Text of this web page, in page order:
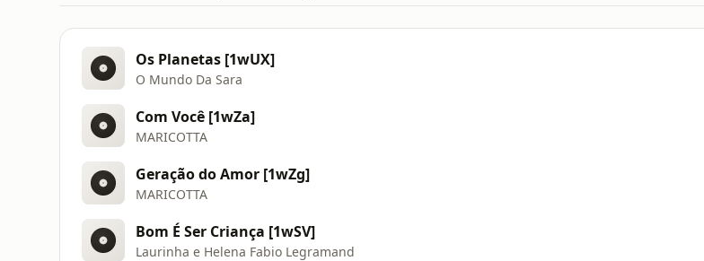
Os Planetas [1wUX]
O Mundo Da Sara
Com Você [1wZa]
MARICOTTA
Geração do Amor [1wZg]
MARICOTTA
Bom É Ser Criança [1wSV]
Laurinha e Helena Fabio Legramand